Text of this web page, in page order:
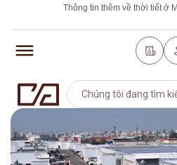
Thông tin thêm về thời tiết ở